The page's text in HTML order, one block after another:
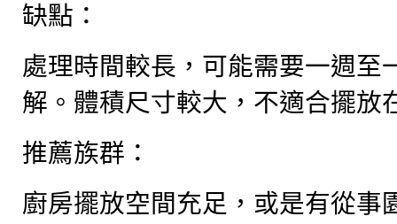
缺點：
處理時間較長，可能需要一週至
解。體積尺寸較大，不適合擺放
推薦族群：
廚房擺放空間充足，或是有從事